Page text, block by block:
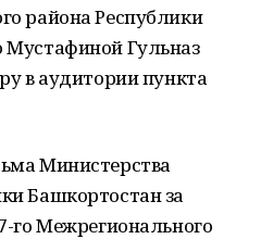
района Республики
Мустафиной Гульназ
в аудитории пункта
Министерства
Башкортостан за
го Межрегионального